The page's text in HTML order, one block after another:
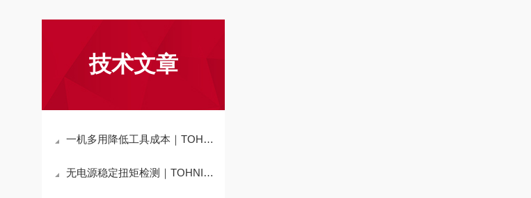
技术文章
一机多用降低工具成本｜TOHNICHI 东日 可更换头部扭力扳手详解
无电源稳定扭矩检测｜TOHNICHI 东日 DB、DBR、T-S 表盘式扭力扳手全面介绍